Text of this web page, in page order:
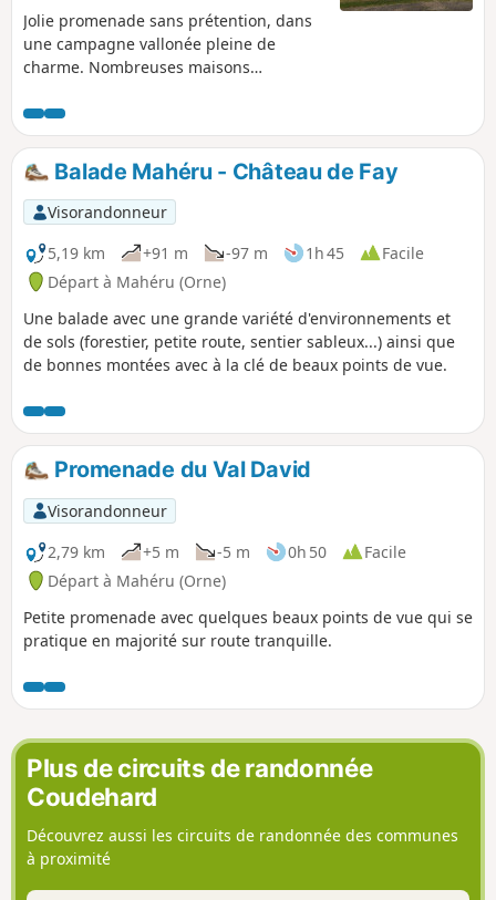
Jolie promenade sans prétention, dans
une campagne vallonée pleine de
charme. Nombreuses maisons
L'itinéraire se déroule sur de très petites
routes goudronnées et de larges
chemins dans les champs ou les forêts.
Par endroit cependant il s'agit de
simples sentiers étroits.
Balade Mahéru - Château de Fay
Visorandonneur
5,19 km
+91 m -97 m 1h 45
Facile
Départ à Mahéru (Orne)
Une balade avec une grande variété d'environnements et
de sols (forestier, petite route, sentier sableux...) ainsi que
de bonnes montées avec à la clé de beaux points de vue.
Promenade du Val David
Visorandonneur
2,79 km
+5 m -5 m 0h 50
Facile
Départ à Mahéru (Orne)
Petite promenade avec quelques beaux points de vue qui se
pratique en majorité sur route tranquille.
Plus de circuits de randonnée
Coudehard
Découvrez aussi les circuits de randonnée des communes
à proximité